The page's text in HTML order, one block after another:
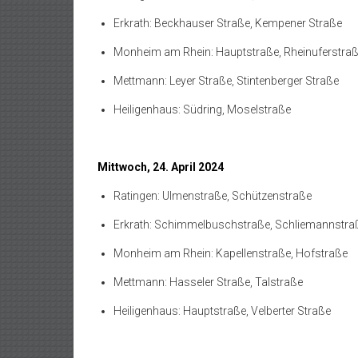
Erkrath: Beckhauser Straße, Kempener Straße
Monheim am Rhein: Hauptstraße,
Mettmann: Leyer Straße, Stintenberger Straße
Heiligenhaus: Südring, Moselstraße
Mittwoch, 24. April 2024
Ratingen: Ulmenstraße, Schützenstraße
Erkrath: Schimmelbuschstraße,
Monheim am Rhein: Kapellenstraße, Hofstraße
Mettmann: Hasseler Straße, Talstraße
Heiligenhaus: Hauptstraße, Velberter Straße